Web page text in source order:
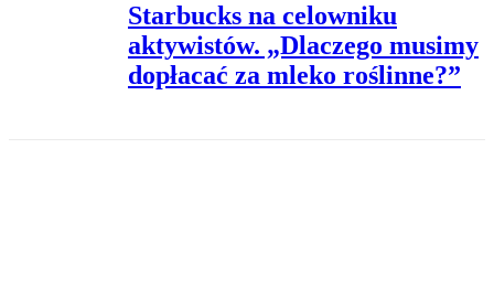
Starbucks na celowniku
aktywistów. „Dlaczego musimy
dopłacać za mleko roślinne?”